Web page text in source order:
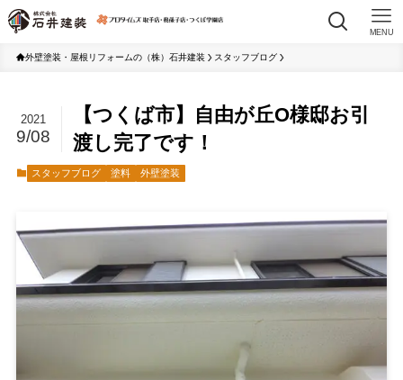
MENU
外壁塗装・屋根リフォームの（株）石井建装 スタッフブログ
【つくば市】自由が丘O様邸お引
渡し完了です！
2021
9/08
スタッフブログ 塗料 外壁塗装